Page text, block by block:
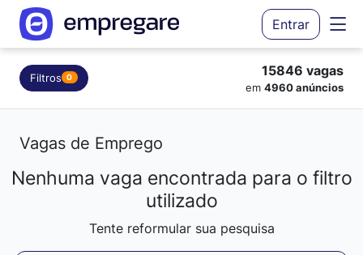
Entrar
Filtros 0 15846 vagas
em 4960 anúncios
Vagas de Emprego
Carregando resultados...
Nenhuma vaga encontrada para o filtro
utilizado
Tente reformular sua pesquisa